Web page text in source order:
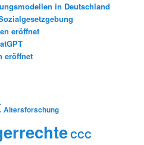
in Deutschland
eröffnet
eröffnet
Altersforschung
CCC